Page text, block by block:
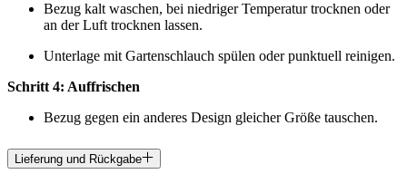
Bezug kalt waschen, bei niedriger Temperatur trocknen oder
an der Luft trocknen lassen.
Unterlage mit Gartenschlauch spülen oder punktuell reinigen.
Schritt 4: Auffrischen
Bezug gegen ein anderes Design gleicher Größe tauschen.
Lieferung und Rückgabe